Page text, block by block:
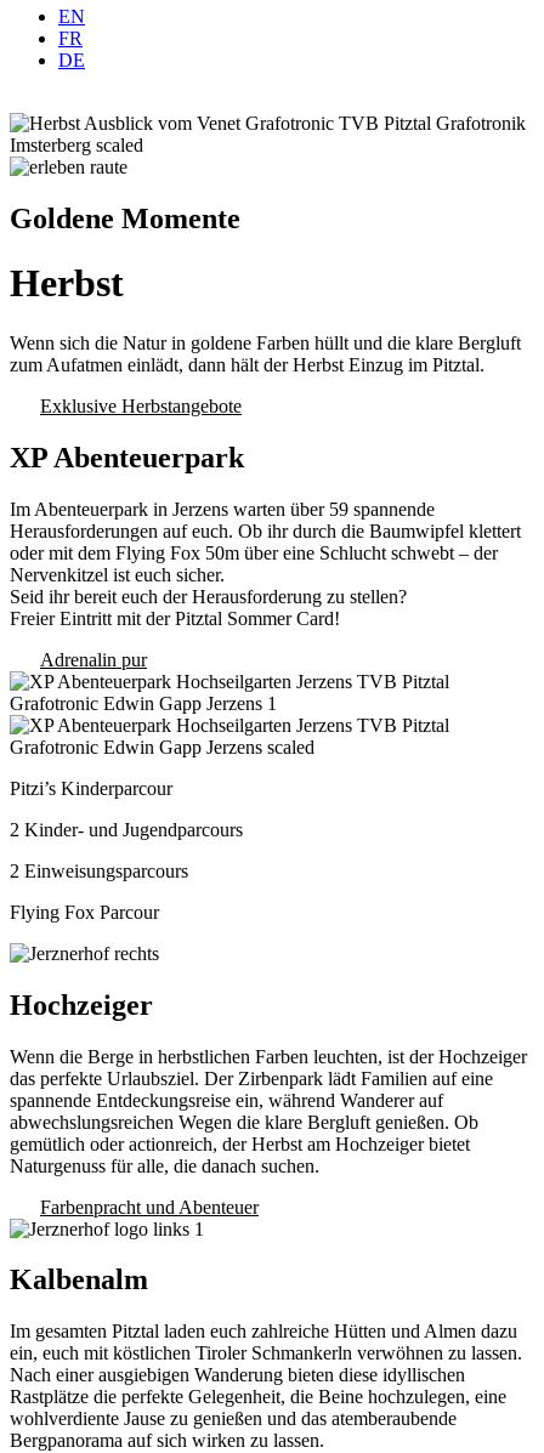
EN
FR
DE
Goldene Momente
Herbst
Wenn sich die Natur in goldene Farben hüllt und die klare Bergluft
zum Aufatmen einlädt, dann hält der Herbst Einzug im Pitztal.
Exklusive Herbstangebote
XP Abenteuerpark
Im Abenteuerpark in Jerzens warten über 59 spannende
Herausforderungen auf euch. Ob ihr durch die Baumwipfel klettert
oder mit dem Flying Fox 50m über eine Schlucht schwebt – der
Nervenkitzel ist euch sicher.
Seid ihr bereit euch der Herausforderung zu stellen?
Freier Eintritt mit der Pitztal Sommer Card!
Adrenalin pur
Pitzi’s Kinderparcour
2 Kinder- und Jugendparcours
2 Einweisungsparcours
Flying Fox Parcour
Hochzeiger
Wenn die Berge in herbstlichen Farben leuchten, ist der Hochzeiger
das perfekte Urlaubsziel. Der Zirbenpark lädt Familien auf eine
spannende Entdeckungsreise ein, während Wanderer auf
abwechslungsreichen Wegen die klare Bergluft genießen. Ob
gemütlich oder actionreich, der Herbst am Hochzeiger bietet
Naturgenuss für alle, die danach suchen.
Farbenpracht und Abenteuer
Kalbenalm
Im gesamten Pitztal laden euch zahlreiche Hütten und Almen dazu
ein, euch mit köstlichen Tiroler Schmankerln verwöhnen zu lassen.
Nach einer ausgiebigen Wanderung bieten diese idyllischen
Rastplätze die perfekte Gelegenheit, die Beine hochzulegen, eine
wohlverdiente Jause zu genießen und das atemberaubende
Bergpanorama auf sich wirken zu lassen.